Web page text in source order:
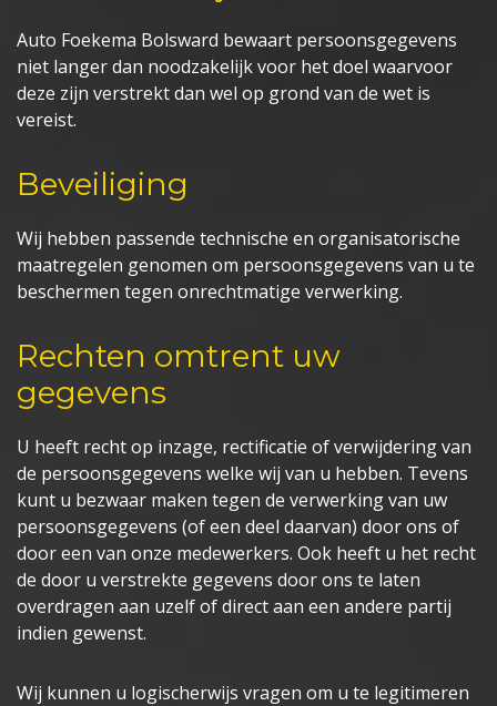
Auto Foekema Bolsward bewaart persoonsgegevens
niet langer dan noodzakelijk voor het doel waarvoor
deze zijn verstrekt dan wel op grond van de wet is
vereist.
Beveiliging
Wij hebben passende technische en organisatorische
maatregelen genomen om persoonsgegevens van u te
beschermen tegen onrechtmatige verwerking.
Rechten omtrent uw
gegevens
U heeft recht op inzage, rectificatie of verwijdering van
de persoonsgegevens welke wij van u hebben. Tevens
kunt u bezwaar maken tegen de verwerking van uw
persoonsgegevens (of een deel daarvan) door ons of
door een van onze medewerkers. Ook heeft u het recht
de door u verstrekte gegevens door ons te laten
overdragen aan uzelf of direct aan een andere partij
indien gewenst.
Wij kunnen u logischerwijs vragen om u te legitimeren